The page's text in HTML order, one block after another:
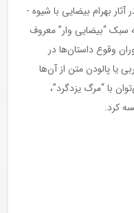
اعماق تاریخ دعوت می­شود. به طور کلی، در آثار بهرام بیضایی با شیوه ­
سبک “بیضایی وار” معروف
وقوع داستان‌ها در
یا پالودن متن از آن‌ها
با “مرگ یزدگرد”،
کرد.